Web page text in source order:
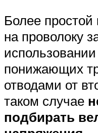
Более простой
на проволоку
понижающих
отводами от
таком случае
подбирать